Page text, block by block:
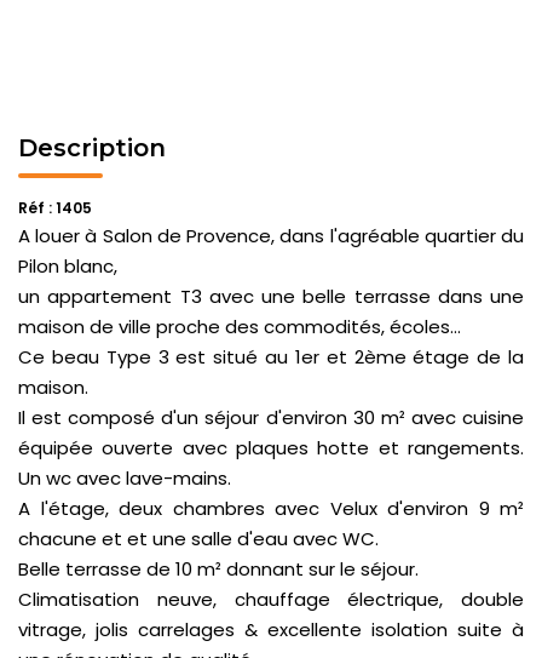
Description
Réf : 1405
A louer à Salon de Provence, dans l'agréable quartier du
Pilon blanc,
un appartement T3 avec une belle terrasse dans une
maison de ville proche des commodités, écoles...
Ce beau Type 3 est situé au 1er et 2ème étage de la
maison.
Il est composé d'un séjour d'environ 30 m² avec cuisine
équipée ouverte avec plaques hotte et rangements.
Un wc avec lave-mains.
A l'étage, deux chambres avec Velux d'environ 9 m²
chacune et et une salle d'eau avec WC.
Belle terrasse de 10 m² donnant sur le séjour.
Climatisation neuve, chauffage électrique, double
vitrage, jolis carrelages & excellente isolation suite à